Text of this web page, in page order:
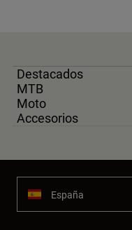
Destacados
MTB
Moto
Accesorios
España